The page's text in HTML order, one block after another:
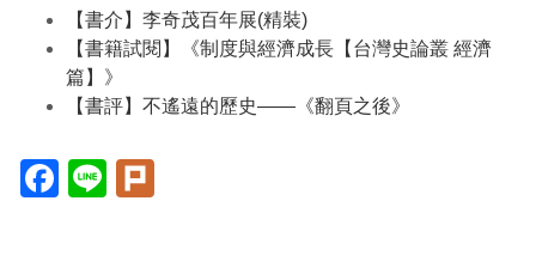
【書介】李奇茂百年展(精裝)
【書籍試閱】《制度與經濟成長【台灣史論叢 經濟
篇】》
【書評】不遙遠的歷史——《翻頁之後》
Facebook(另
開
Line(另
開